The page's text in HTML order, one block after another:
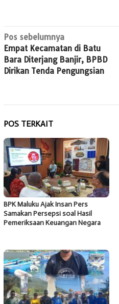
Navigasi
pos
Pos sebelumnya
Empat Kecamatan di Batu
Bara Diterjang Banjir, BPBD
Dirikan Tenda Pengungsian
POS TERKAIT
BPK Maluku Ajak Insan Pers
Samakan Persepsi soal Hasil
Pemeriksaan Keuangan Negara